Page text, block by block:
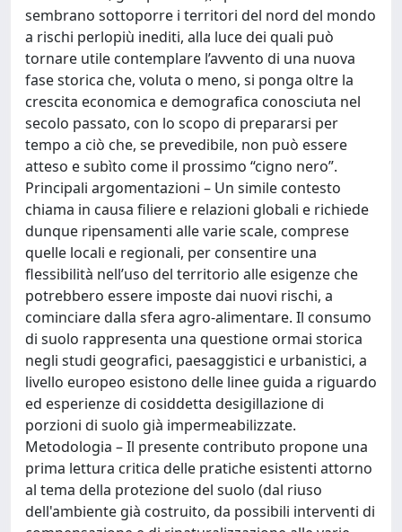
sembrano sottoporre i territori del nord del mondo
a rischi perlopiù inediti, alla luce dei quali può
tornare utile contemplare l’avvento di una nuova
fase storica che, voluta o meno, si ponga oltre la
crescita economica e demografica conosciuta nel
secolo passato, con lo scopo di prepararsi per
tempo a ciò che, se prevedibile, non può essere
atteso e subìto come il prossimo “cigno nero”.
Principali argomentazioni – Un simile contesto
chiama in causa filiere e relazioni globali e richiede
dunque ripensamenti alle varie scale, comprese
quelle locali e regionali, per consentire una
flessibilità nell’uso del territorio alle esigenze che
potrebbero essere imposte dai nuovi rischi, a
cominciare dalla sfera agro-alimentare. Il consumo
di suolo rappresenta una questione ormai storica
negli studi geografici, paesaggistici e urbanistici, a
livello europeo esistono delle linee guida a riguardo
ed esperienze di cosiddetta desigillazione di
porzioni di suolo già impermeabilizzate.
Metodologia – Il presente contributo propone una
prima lettura critica delle pratiche esistenti attorno
al tema della protezione del suolo (dal riuso
dell'ambiente già costruito, da possibili interventi di